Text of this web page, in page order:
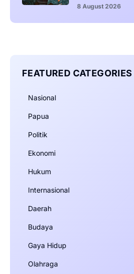
8 August 2026
FEATURED CATEGORIES
Nasional
Papua
Politik
Ekonomi
Hukum
Internasional
Daerah
Budaya
Gaya Hidup
Olahraga